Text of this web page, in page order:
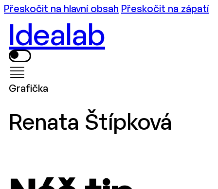
Přeskočit na hlavní obsah Přeskočit na zápatí
Idealab
Grafička
Renata Štípková